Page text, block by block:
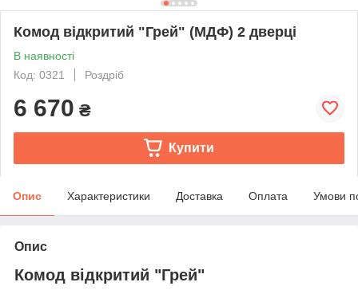
Комод відкритий "Грей" (МДФ) 2 дверці
В наявності
Код: 0321
Роздріб
6 670 ₴
Купити
Опис Характеристики Доставка Оплата Умови
Опис
Комод відкритий "Грей"